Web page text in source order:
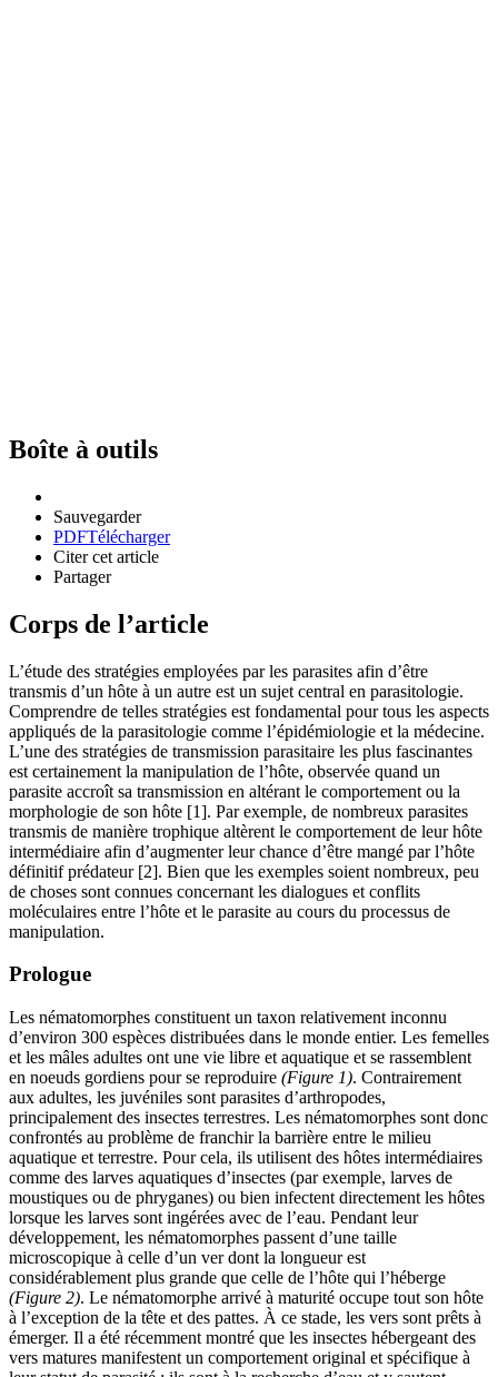
Boîte à outils
Sauvegarder
PDFTélécharger
Citer cet article
Partager
Corps de l’article
L’étude des stratégies employées par les parasites afin d’être
transmis d’un hôte à un autre est un sujet central en parasitologie.
Comprendre de telles stratégies est fondamental pour tous les aspects
appliqués de la parasitologie comme l’épidémiologie et la médecine.
L’une des stratégies de transmission parasitaire les plus fascinantes
est certainement la manipulation de l’hôte, observée quand un
parasite accroît sa transmission en altérant le comportement ou la
morphologie de son hôte [1]. Par exemple, de nombreux parasites
transmis de manière trophique altèrent le comportement de leur hôte
intermédiaire afin d’augmenter leur chance d’être mangé par l’hôte
définitif prédateur [2]. Bien que les exemples soient nombreux, peu
de choses sont connues concernant les dialogues et conflits
moléculaires entre l’hôte et le parasite au cours du processus de
manipulation.
Prologue
Les nématomorphes constituent un taxon relativement inconnu
d’environ 300 espèces distribuées dans le monde entier. Les femelles
et les mâles adultes ont une vie libre et aquatique et se rassemblent
en noeuds gordiens pour se reproduire (Figure 1). Contrairement
aux adultes, les juvéniles sont parasites d’arthropodes,
principalement des insectes terrestres. Les nématomorphes sont donc
confrontés au problème de franchir la barrière entre le milieu
aquatique et terrestre. Pour cela, ils utilisent des hôtes intermédiaires
comme des larves aquatiques d’insectes (par exemple, larves de
moustiques ou de phryganes) ou bien infectent directement les hôtes
lorsque les larves sont ingérées avec de l’eau. Pendant leur
développement, les nématomorphes passent d’une taille
microscopique à celle d’un ver dont la longueur est
considérablement plus grande que celle de l’hôte qui l’héberge
(Figure 2). Le nématomorphe arrivé à maturité occupe tout son hôte
à l’exception de la tête et des pattes. À ce stade, les vers sont prêts à
émerger. Il a été récemment montré que les insectes hébergeant des
vers matures manifestent un comportement original et spécifique à